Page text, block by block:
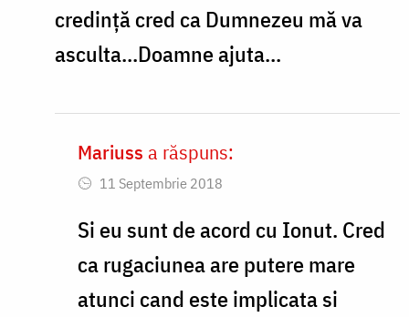
credință cred ca Dumnezeu mă va
asculta...Doamne ajuta...
In
reply
to
Mariuss a răspuns:
11 Septembrie 2018
Si eu sunt de acord cu Ionut. Cred
ca rugaciunea are putere mare
atunci cand este implicata si